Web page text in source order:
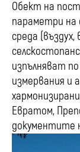
Обект на
параметри на
среда
изпълняват
измервания и
Евратом,
документите